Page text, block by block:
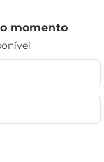
momento